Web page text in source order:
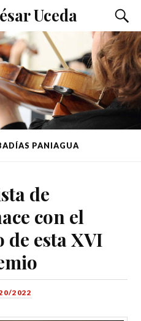
Uceda
PANIAGUA
de
con el
esta XVI
2022